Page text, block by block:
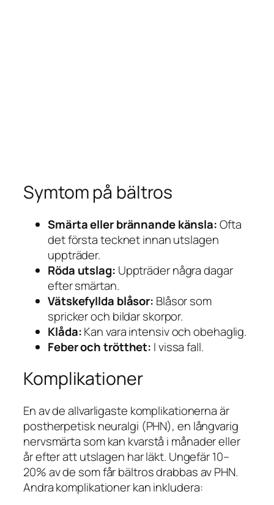
Symtom på bältros
Smärta eller brännande känsla:Ofta
det första tecknet innan utslagen
uppträder.
Röda utslag: Uppträder några dagar
efter smärtan.
Vätskefyllda blåsor: Blåsor som
spricker och bildar skorpor.
Klåda:Kan vara intensiv och obehaglig.
Feber och trötthet: I vissa fall.
Komplikationer
En av de allvarligaste komplikationerna är
postherpetisk neuralgi (PHN), en långvarig
nervsmärta som kan kvarstå i månader eller
år efter att utslagen har läkt. Ungefär 10–
20% av de som får bältros drabbas av PHN.
Andra komplikationer kan inkludera: